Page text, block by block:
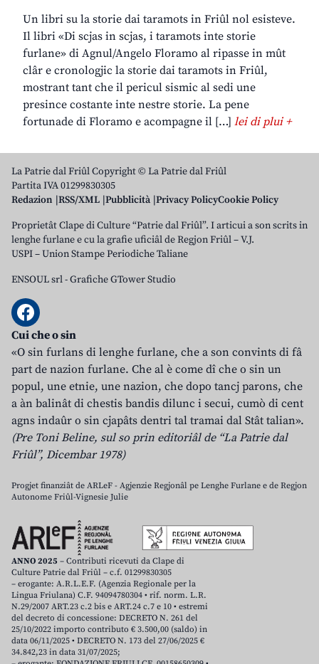
Un libri su la storie dai taramots in Friûl nol esisteve.
Il libri «Di scjas in scjas, i taramots inte storie
furlane» di Agnul/Angelo Floramo al ripasse in mût
clâr e cronologjic la storie dai taramots in Friûl,
mostrant tant che il pericul sismic al sedi une
presince costante inte nestre storie. La pene
fortunade di Floramo e acompagne il […] lei di plui +
La Patrie dal Friûl Copyright © La Patrie dal Friûl
Partita IVA 01299830305
Redazion RSS/XML Pubblicità Privacy PolicyCookie Policy
Proprietât Clape di Culture “Patrie dal Friûl”. I articui a son scrits in
lenghe furlane e cu la grafie uficiâl de Regjon Friûl – V.J.
USPI – Union Stampe Periodiche Taliane
ENSOUL srl-Grafiche GTower Studio
Cui che o sin
«O sin furlans di lenghe furlane, che a son convints di fâ
part de nazion furlane. Che al è come dî che o sin un
popul, une etnie, une nazion, che dopo tancj parons, che
a àn balinât di chestis bandis dilunc i secui, cumò di cent
agns indaûr o sin cjapâts dentri tal tramai dal Stât talian».
(Pre Toni Beline, sul so prin editoriâl de “La Patrie dal
Friûl”, Dicembar 1978)
Progjet finanziât de ARLeF - Agjenzie Regjonâl pe Lenghe Furlane e de Regjon
Autonome Friûl-Vignesie Julie
ANNO 2025 – Contributi ricevuti da Clape di
Culture Patrie dal Friûl – c.f. 01299830305
– erogante: A.R.L.E.F. (Agenzia Regionale per la
Lingua Friulana) C.F. 94094780304 • rif. norm. L.R.
N.29/2007 ART.23 c.2 bis e ART.24 c.7 e 10 • estremi
del decreto di concessione: DECRETO N. 261 del
25/10/2022 importo contributo € 3.500,00 (saldo) in
data 06/11/2025 • DECRETO N. 173 del 27/06/2025 €
34.842,23 in data 31/07/2025;